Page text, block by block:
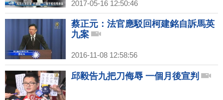
2017-05-16 12:50:46
蔡正元：法官應駁回柯建銘自訴馬英
九案
2016-11-08 12:58:56
邱毅告九把刀侮辱 一個月後宣判